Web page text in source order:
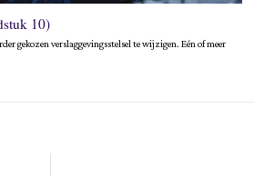
10)
gekozen verslaggevingsstelsel te wijzigen. Eén of meer